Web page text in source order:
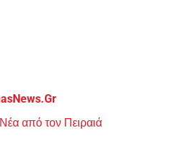
από τον Πειραιά